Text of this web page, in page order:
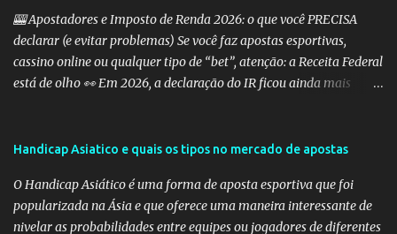
uma diferença de até 2 gols. Se a equipe perder por 3 ou m...
🎰 Apostadores e Imposto de Renda 2026: o que você PRECISA
declarar (e evitar problemas) Se você faz apostas esportivas,
cassino online ou qualquer tipo de “bet”, atenção: a Receita Federal
está de olho 👀 Em 2026, a declaração do IR ficou ainda mais
Qualquer ganho com apostas deve ser informado como: 👉
for legalizada no Brasil) ou 👉 “Rendimentos Recebidos do
Exterior” (se for site internacional) ⚠️ O maior erro dos
Handicap Asiatico e quais os tipos no mercado de apostas
O Handicap Asiático é uma forma de aposta esportiva que foi
popularizada na Ásia e que oferece uma maneira interessante de
nivelar as probabilidades entre equipes ou jogadores de diferentes